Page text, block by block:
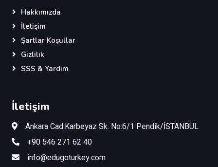
Hakkımızda
İletişim
Şartlar Koşullar
Gizlilik
SSS & Yardım
İletişim
Ankara Cad.Karbeyaz Sk. No:6/1 Pendik/İSTANBUL
+90 546 271 62 40
info@edugoturkey.com